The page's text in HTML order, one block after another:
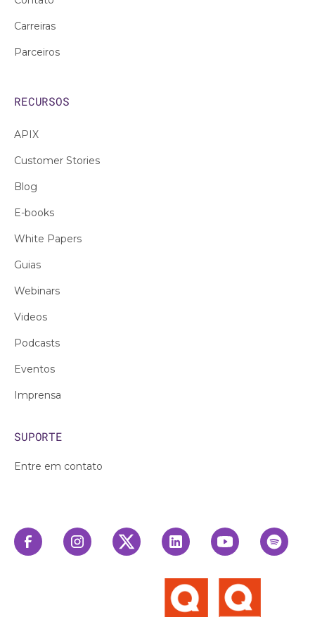
Carreiras
Parceiros
RECURSOS
APIX
Customer Stories
Blog
E-books
White Papers
Guias
Webinars
Videos
Podcasts
Eventos
Imprensa
SUPORTE
Entre em contato